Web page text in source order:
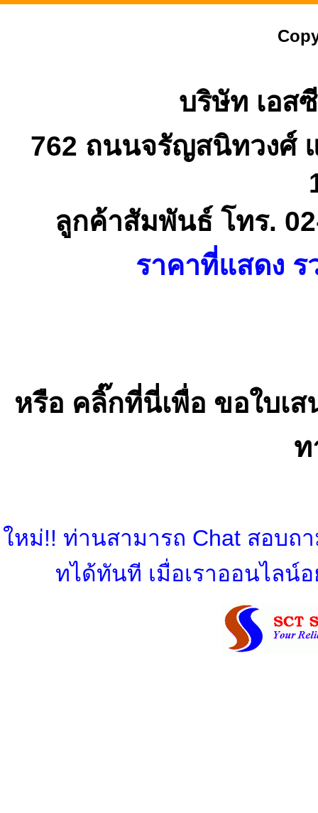
บริษัท เอส
762 ถนนจรัญสนิทวงศ์
ลูกค้าสัมพันธ์ โทร.
ราคาที่แสดง
หรือ คลิ๊กที่นี่เพื่อ ขอใบเ
ท
ใหม่!! ท่านสามารถ Chat สอบถ
ทได้ทันที เมื่อเราออนไลน์